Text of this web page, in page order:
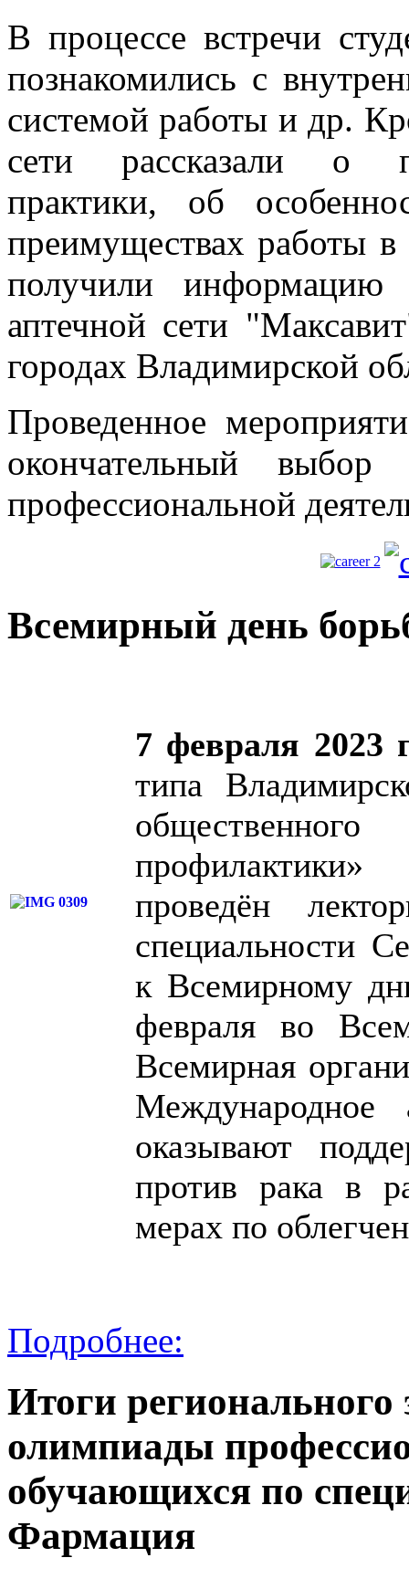
В процессе встречи
познакомились с
системой работы и др.
сети рассказали о
практики, об
преимуществах работы в
получили
аптечной сети
городах Владимирской
Проведенное
окончательный
профессиональной
Всемирный день
7 февраля 2023
типа
проведён
специальности
к Всемирному
февраля во
Всемирная
Международное
оказывают
против рака в
мерах по
Подробнее:
Итоги регионального
олимпиады
обучающихся по
Фармация